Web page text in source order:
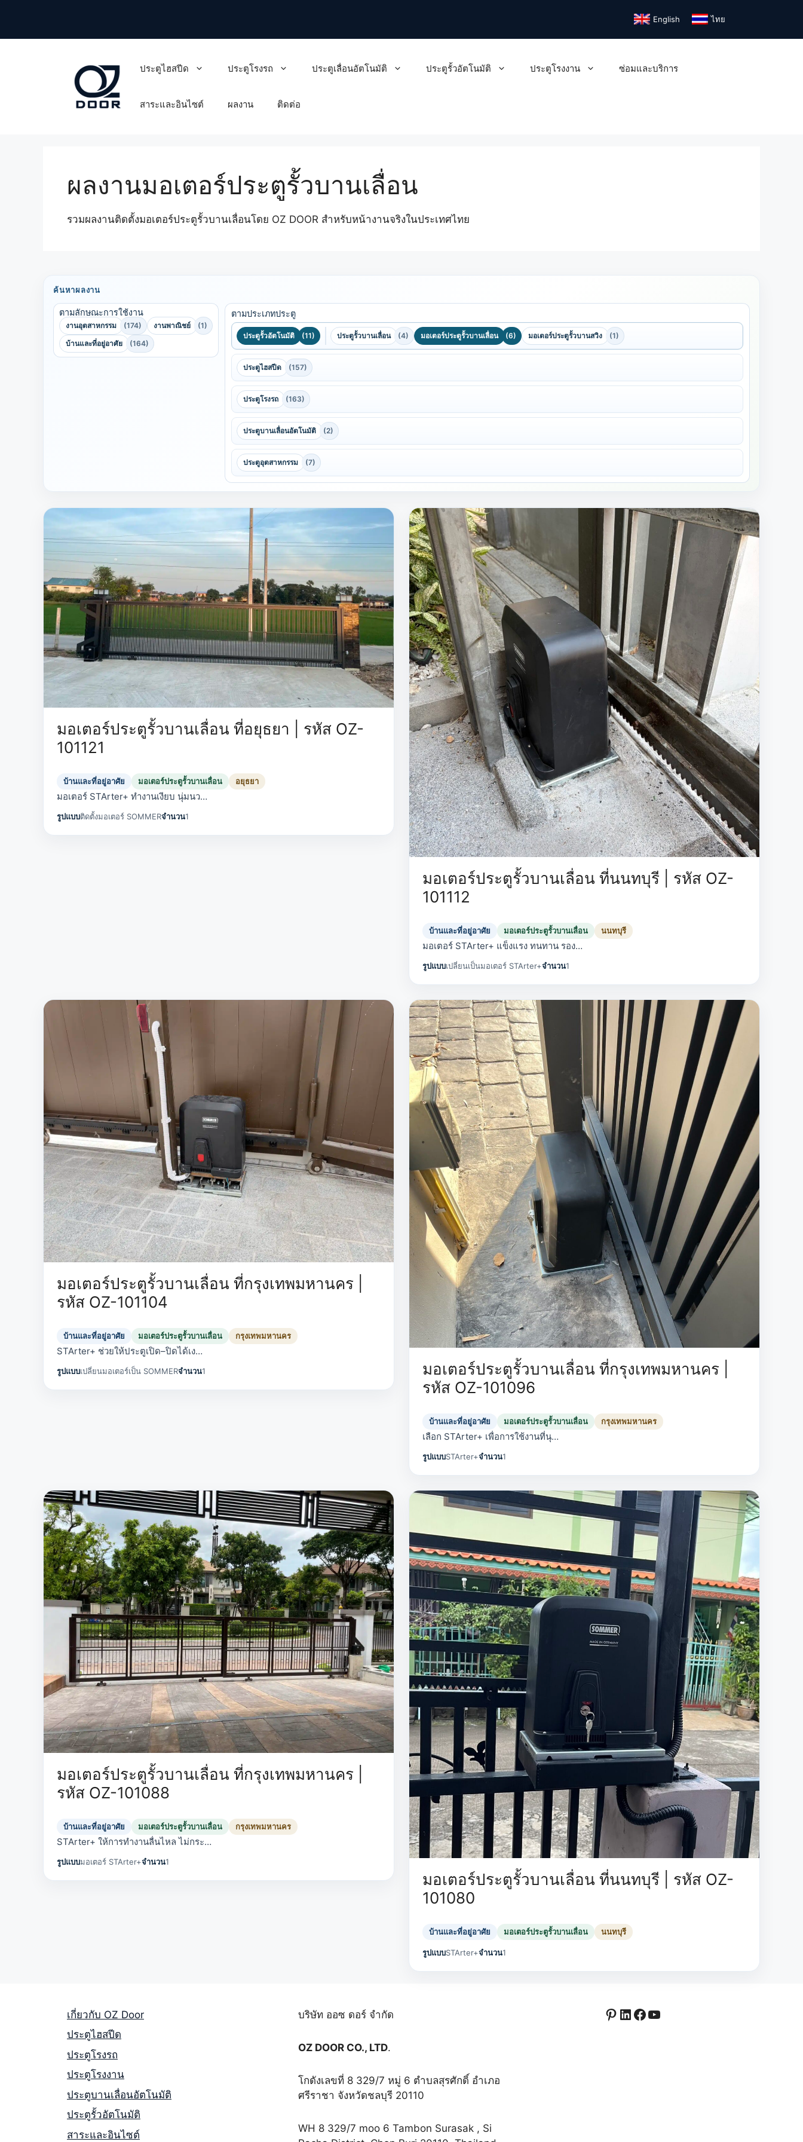
content
English ไทย
ประตูไฮสปีด ประตูโรงรถ ประตูเลื่อนอัตโนมัติ ประตูรั้วอัตโนมัติ ประตูโรงงาน ซ่อมและบริการ
สาระและอินไซต์ ผลงาน ติดต่อ
ผลงานมอเตอร์ประตูรั้วบานเลื่อน
รวมผลงานติดตั้งมอเตอร์ประตูรั้วบานเลื่อนโดย OZ DOOR สำหรับหน้างานจริงในประเทศไทย
ค้นหาผลงาน
ตามลักษณะการใช้งาน
งานอุตสาหกรรม (174) งานพาณิชย์
(1)
บ้านและที่อยู่อาศัย
(164)
ตามประเภทประตู
ประตูรั้วอัตโนมัติ (11) ประตูรั้วบานเลื่อน (4) มอเตอร์ประตูรั้วบานเลื่อน (6) มอเตอร์ประตูรั้วบานสวิง (1)
ประตูไฮสปีด (157)
ประตูโรงรถ (163)
ประตูบานเลื่อนอัตโนมัติ (2)
ประตูอุตสาหกรรม (7)
มอเตอร์ประตูรั้วบานเลื่อน ที่อยุธยา | รหัส OZ-
101121
บ้านและที่อยู่อาศัย มอเตอร์ประตูรั้วบานเลื่อน อยุธยา
มอเตอร์ STArter+ ทำงานเงียบ นุ่มนว…
รูปแบบติดตั้งมอเตอร์ SOMMERจำนวน1
มอเตอร์ประตูรั้วบานเลื่อน ที่นนทบุรี | รหัส OZ-
101112
บ้านและที่อยู่อาศัย มอเตอร์ประตูรั้วบานเลื่อน นนทบุรี
มอเตอร์ STArter+ แข็งแรง ทนทาน รอง…
รูปแบบเปลี่ยนเป็นมอเตอร์ STArter+จำนวน1
มอเตอร์ประตูรั้วบานเลื่อน ที่กรุงเทพมหานคร |
รหัส OZ-101104
บ้านและที่อยู่อาศัย มอเตอร์ประตูรั้วบานเลื่อน กรุงเทพมหานคร
STArter+ ช่วยให้ประตูเปิด–ปิดได้เง…
รูปแบบเปลี่ยนมอเตอร์เป็น SOMMERจำนวน1
มอเตอร์ประตูรั้วบานเลื่อน ที่กรุงเทพมหานคร |
รหัส OZ-101096
บ้านและที่อยู่อาศัย มอเตอร์ประตูรั้วบานเลื่อน กรุงเทพมหานคร
เลือก STArter+ เพื่อการใช้งานที่นุ…
รูปแบบSTArter+จำนวน1
มอเตอร์ประตูรั้วบานเลื่อน ที่กรุงเทพมหานคร |
รหัส OZ-101088
บ้านและที่อยู่อาศัย มอเตอร์ประตูรั้วบานเลื่อน กรุงเทพมหานคร
STArter+ ให้การทำงานลื่นไหล ไม่กระ…
รูปแบบมอเตอร์ STArter+จำนวน1
มอเตอร์ประตูรั้วบานเลื่อน ที่นนทบุรี | รหัส OZ-
101080
บ้านและที่อยู่อาศัย มอเตอร์ประตูรั้วบานเลื่อน นนทบุรี
รูปแบบSTArter+จำนวน1
เกี่ยวกับ OZ Door
ประตูไฮสปีด
ประตูโรงรถ
ประตูโรงงาน
ประตูบานเลื่อนอัตโนมัติ
ประตูรั้วอัตโนมัติ
สาระและอินไซต์
บริษัท ออซ ดอร์ จำกัด
OZ DOOR CO., LTD.
โกดังเลขที่ 8 329/7 หมู่ 6 ตำบลสุรศักดิ์ อำเภอ
ศรีราชา จังหวัดชลบุรี 20110
WH 8 329/7 moo 6 Tambon Surasak , Si
Pinterest
LinkedIn
Facebook
YouTube